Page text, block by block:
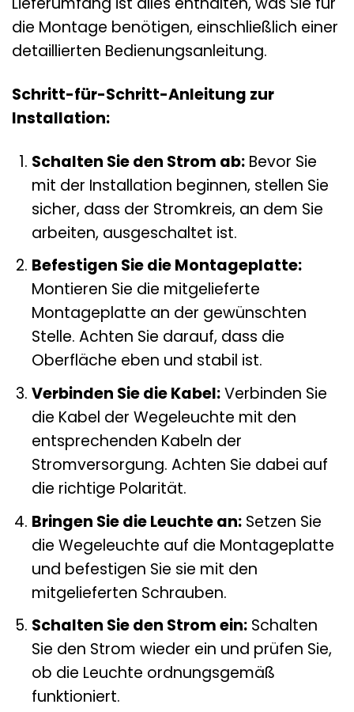
die Montage benötigen, einschließlich einer
detaillierten Bedienungsanleitung.
Schritt-für-Schritt-Anleitung zur
Installation:
Schalten Sie den Strom ab:Bevor Sie
mit der Installation beginnen, stellen Sie
sicher, dass der Stromkreis, an dem Sie
arbeiten, ausgeschaltet ist.
Befestigen Sie die Montageplatte:
Montieren Sie die mitgelieferte
Montageplatte an der gewünschten
Stelle. Achten Sie darauf, dass die
Oberfläche eben und stabil ist.
Verbinden Sie die Kabel:Verbinden Sie
die Kabel der Wegeleuchte mit den
entsprechenden Kabeln der
Stromversorgung. Achten Sie dabei auf
die richtige Polarität.
Bringen Sie die Leuchte an:Setzen Sie
die Wegeleuchte auf die Montageplatte
und befestigen Sie sie mit den
mitgelieferten Schrauben.
Schalten Sie den Strom ein:Schalten
Sie den Strom wieder ein und prüfen Sie,
ob die Leuchte ordnungsgemäß
funktioniert.